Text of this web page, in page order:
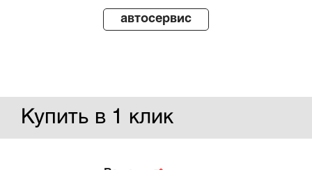
автосервис
Купить в 1 клик